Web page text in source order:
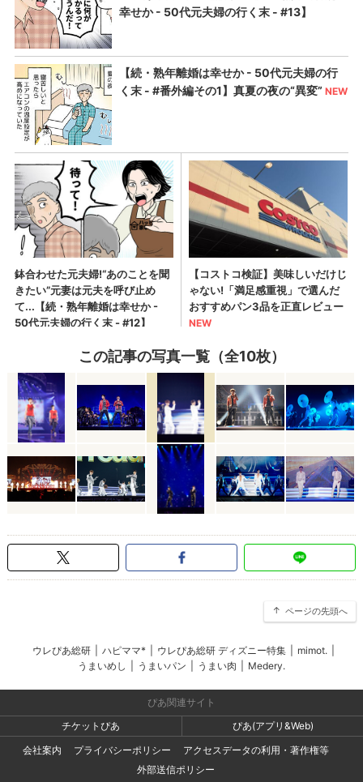
この記事の写真一覧（全10枚）
ページの先頭へ
ウレぴあ総研 ハピママ* ウレぴあ総研 ディズニー特集 mimot.
うまいめし
うまいパン うまい肉 Medery.
ぴあ関連サイト
チケットぴあ
ぴあ(アプリ&Web)
会社案内
プライバシーポリシー
アクセスデータの利用・著作権等
外部送信ポリシー